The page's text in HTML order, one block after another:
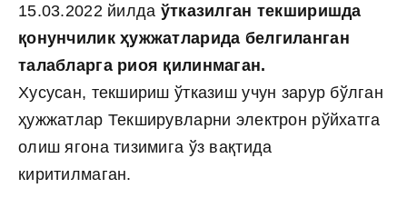
15.03.2022 йилда ўтказилган текширишда
қонунчилик ҳужжатларида белгиланган
талабларга риоя қилинмаган.
Хусусан, текшириш ўтказиш учун зарур бўлган
ҳужжатлар Текширувларни электрон рўйхатга
олиш ягона тизимига ўз вақтида
киритилмаган.